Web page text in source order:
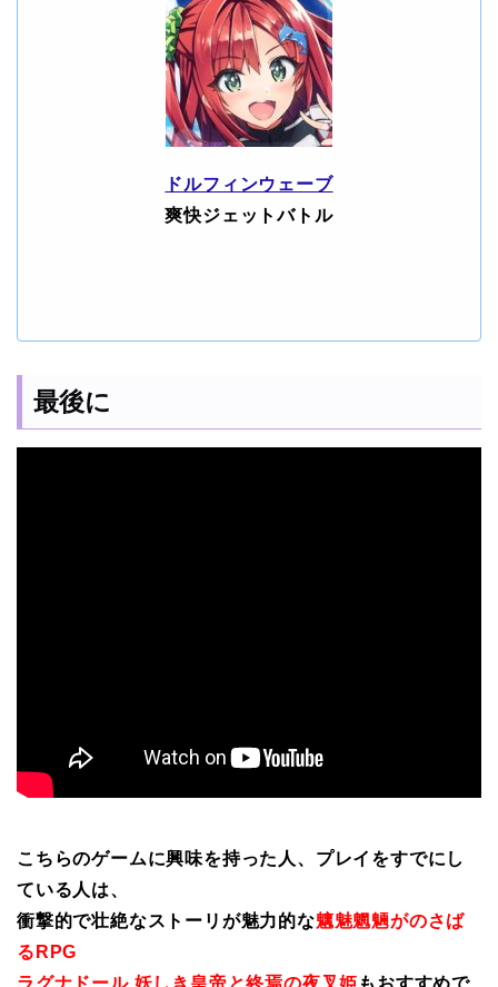
ドルフィンウェーブ
爽快ジェットバトル
最後に
こちらのゲームに興味を持った人、プレイをすでにし
ている人は、
衝撃的で壮絶なストーリが魅力的な魑魅魍魎がのさば
るRPG
ラグナドール 妖しき皇帝と終焉の夜叉姫 もおすすめで